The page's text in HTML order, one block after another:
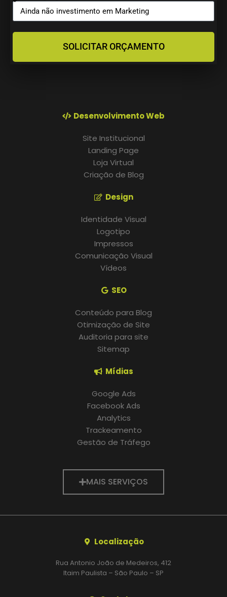
SOLICITAR ORÇAMENTO
Desenvolvimento Web
Site Institucional
Landing Page
Loja Virtual
Criação de Blog
Design
Identidade Visual
Logotipo
Impressos
Comunicação Visual
Vídeos
SEO
Conteúdo para Blog
Otimização de Site
Auditoria para site
Sitemap
Mídias
Google Ads
Facebook Ads
Analytics
Trackeamento
Gestão de Tráfego
MAIS SERVIÇOS
Localização
Rua Antonio João de Medeiros, 412
Itaim Paulista – São Paulo – SP